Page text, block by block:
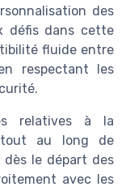
des
défis dans cette
fluide entre
respectant les
relatives à la
tout au long de
le départ des
avec les